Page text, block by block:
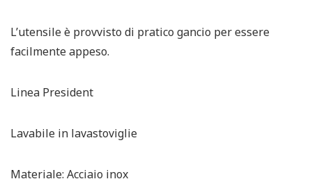
L’utensile è provvisto di pratico gancio per essere
facilmente appeso.
Linea President
Lavabile in lavastoviglie
Materiale: Acciaio inox